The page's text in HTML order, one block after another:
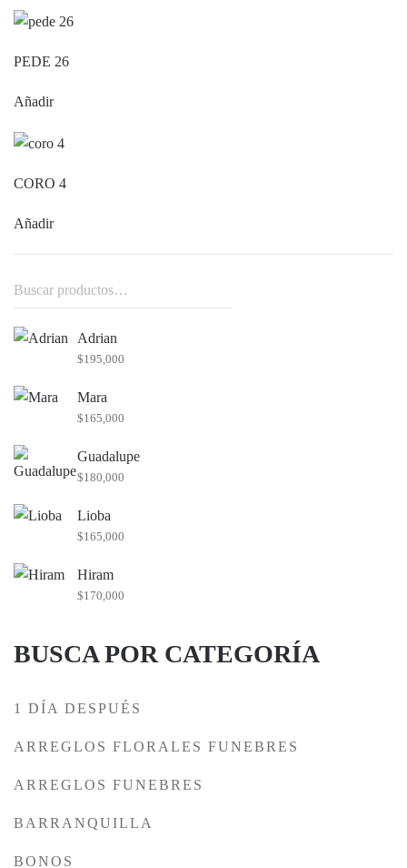
PEDE 26
Añadir
CORO 4
Añadir
Buscar
por:
Adrian
$195,000
Mara
$165,000
Guadalupe
$180,000
Lioba
$165,000
Hiram
$170,000
BUSCA POR CATEGORÍA
1 DÍA DESPUÉS
ARREGLOS FLORALES FUNEBRES
ARREGLOS FUNEBRES
BARRANQUILLA
BONOS